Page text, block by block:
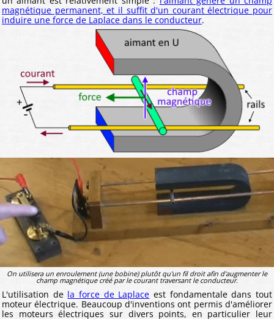
magnétique permanent, et il suffit d'un courant électrique pour
induire une force de Laplace dans le conducteur.
On utilisera un enroulement (une bobine) plutôt qu'un fil droit afin d'augmenter le
champ magnétique créé par le courant traversant le conducteur.
L'utilisation de la force de Laplace est fondamentale dans tout
moteur électrique. Beaucoup d'inventions ont permis d'améliorer
les moteurs électriques sur divers points, en particulier leur